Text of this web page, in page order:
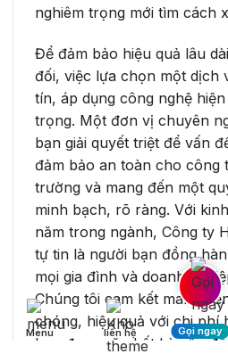
nghiêm trọng mới tìm cách
Để đảm bảo hiệu quả lâu
đối, việc lựa chọn một dịch
tín, áp dụng công nghệ
trọng. Một đơn vị chuyên
bạn giải quyết triệt để vấn
đảm bảo an toàn cho công
trường và mang đến một
minh bạch, rõ ràng. Với
năm trong ngành, Công ty
tự tin là người bạn đồng
mọi gia đình và doanh
Chúng tôi cam kết mang
chóng, hiệu quả với chi phí
bạn đang gặp bất kỳ vấn đề
Menu liên hệ Gọi ngay